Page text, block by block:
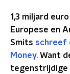
1,3 miljard
Europese en
Smits schreef
Money. Want
tegenstrijdige